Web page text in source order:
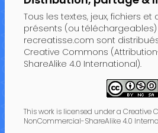
Tous les textes, jeux, fichiers
présents (ou téléchargeables)
recreatisse.com sont
Creative Commons
ShareAlike 4.0 International).
This work is licensed under a Creative
NonCommercial-ShareAlike 4.0